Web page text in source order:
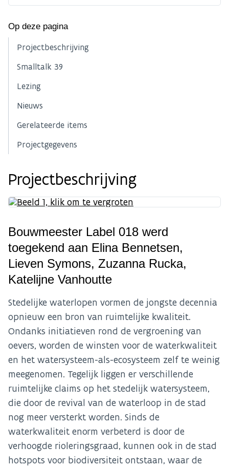
Op deze pagina
Projectbeschrijving
Smalltalk 39
Lezing
Nieuws
Gerelateerde items
Projectgegevens
Projectbeschrijving
Bouwmeester Label 018 werd
toegekend aan Elina Bennetsen,
Lieven Symons, Zuzanna Rucka,
Katelijne Vanhoutte
Stedelijke waterlopen vormen de jongste decennia
opnieuw een bron van ruimtelijke kwaliteit.
Ondanks initiatieven rond de vergroening van
oevers, worden de winsten voor de waterkwaliteit
en het watersysteem-als-ecosysteem zelf te weinig
meegenomen. Tegelijk liggen er verschillende
ruimtelijke claims op het stedelijk watersysteem,
die door de revival van de waterloop in de stad
nog meer versterkt worden. Sinds de
waterkwaliteit enorm verbeterd is door de
verhoogde rioleringsgraad, kunnen ook in de stad
hotspots voor biodiversiteit ontstaan, waar de